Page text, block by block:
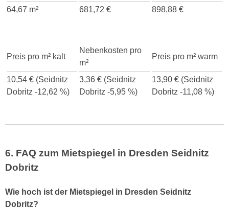
64,67 m²
681,72 € 898,88 €
Preis pro m² kalt
Nebenkosten pro
m²
Preis pro m² warm
10,54 € (Seidnitz
Dobritz -12,62 %)
3,36 € (Seidnitz
Dobritz -5,95 %)
13,90 € (Seidnitz
Dobritz -11,08 %)
6. FAQ zum Mietspiegel in Dresden Seidnitz
Dobritz
Wie hoch ist der Mietspiegel in Dresden Seidnitz
Dobritz?